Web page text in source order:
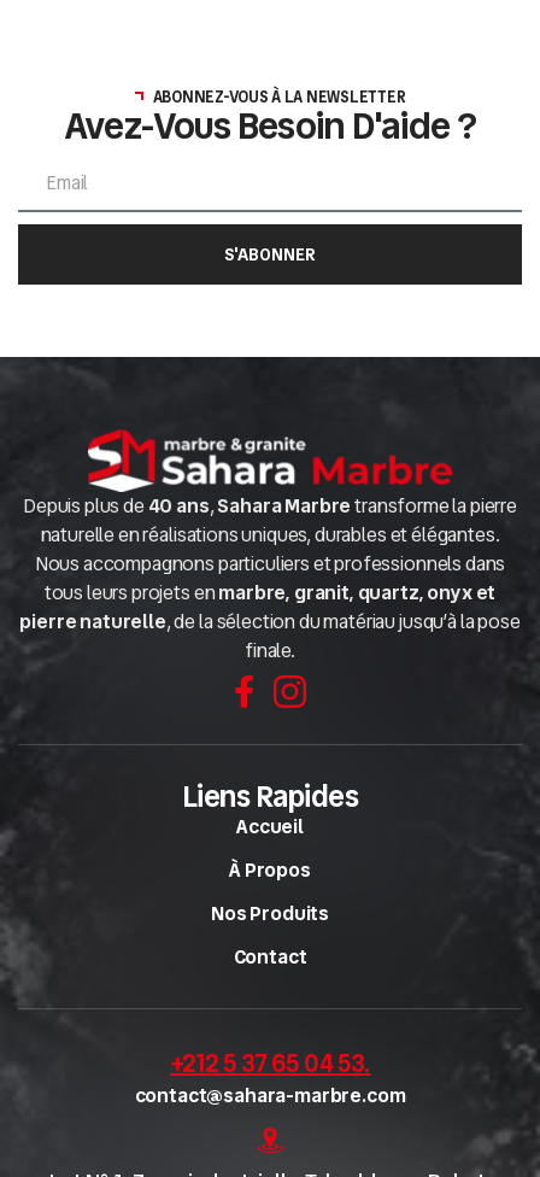
ABONNEZ-VOUS À LA NEWSLETTER
Avez-Vous Besoin D'aide ?
S'ABONNER
Depuis plus de 40 ans,Sahara Marbretransforme la pierre
naturelle en réalisations uniques, durables et élégantes.
Nous accompagnons particuliers et professionnels dans
tous leurs projets enmarbre, granit, quartz, onyx et
pierre naturelle, de la sélection du matériau jusqu’à la pose
finale.
Liens Rapides
Accueil
À Propos
Nos Produits
Contact
+212 5 37 65 04 53.
contact@sahara-marbre.com